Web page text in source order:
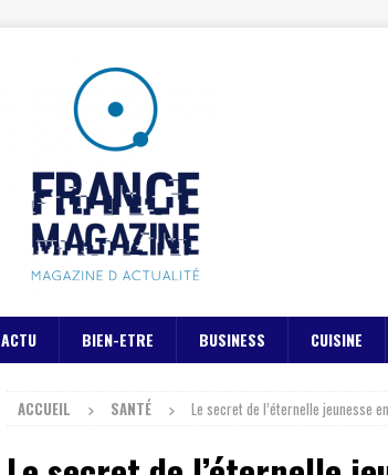
ACTU BIEN-ETRE BUSINESS CUISINE
ACCUEIL SANTÉ Le secret de l’éternelle jeunesse